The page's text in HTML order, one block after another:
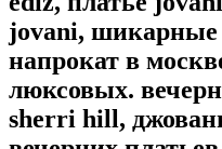
jovani, шикарные
напрокат в
люксовых.
sherri hill,